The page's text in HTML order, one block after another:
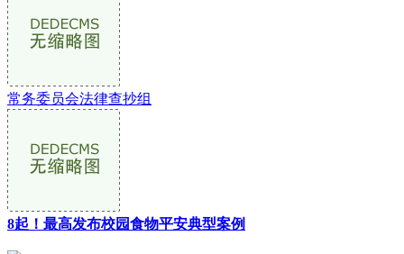
常务委员会法律查抄组
8起！最高发布校园食物平安典型案例